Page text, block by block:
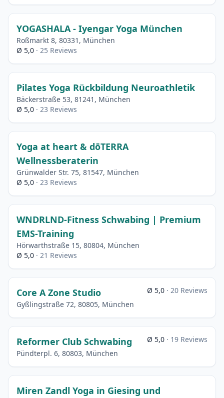
YOGASHALA - Iyengar Yoga München
Roßmarkt 8, 80331, München
Ø 5,0 · 25 Reviews
Pilates Yoga Rückbildung Neuroathletik
Bäckerstraße 53, 81241, München
Ø 5,0 · 23 Reviews
Yoga at heart & dōTERRA
Wellnessberaterin
Grünwalder Str. 75, 81547, München
Ø 5,0 · 23 Reviews
WNDRLND-Fitness Schwabing | Premium
EMS-Training
Hörwarthstraße 15, 80804, München
Ø 5,0 · 21 Reviews
Core A Zone Studio
Gyßlingstraße 72, 80805, München
Ø 5,0 · 20 Reviews
Reformer Club Schwabing
Pündterpl. 6, 80803, München
Ø 5,0 · 19 Reviews
Miren Zandl Yoga in Giesing und